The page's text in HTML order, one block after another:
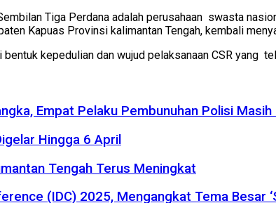
Tiga Perdana adalah perusahaan swasta
Kapuas Provinsi kalimantan Tengah, kembali
kepedulian dan wujud pelaksanaan CSR yang
Empat Pelaku Pembunuhan Polisi Masih
Hingga 6 April
Tengah Terus Meningkat
(IDC) 2025, Mengangkat Tema Besar